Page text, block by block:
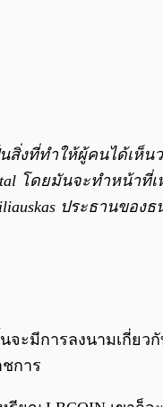
สิ่งที่ทำให้ผู้คนได้เห็น
โดยมันจะทำหน้า
ประธานของ
จะมีการลงนามเกี่ย
การ